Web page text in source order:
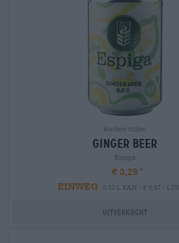
Andere stijlen
ginger beer
Espiga
€ 3,29
EINWEG
0,33 L KAN - € 9,97 / LTR
Uitverkocht